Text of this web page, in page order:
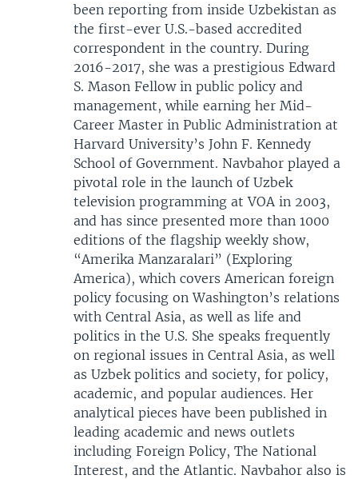
been reporting from inside Uzbekistan as
the first-ever U.S.-based accredited
correspondent in the country. During
2016-2017, she was a prestigious Edward
S. Mason Fellow in public policy and
management, while earning her Mid-
Career Master in Public Administration at
Harvard University’s John F. Kennedy
School of Government. Navbahor played a
pivotal role in the launch of Uzbek
television programming at VOA in 2003,
and has since presented more than 1000
editions of the flagship weekly show,
“Amerika Manzaralari” (Exploring
America), which covers American foreign
policy focusing on Washington’s relations
with Central Asia, as well as life and
politics in the U.S. She speaks frequently
on regional issues in Central Asia, as well
as Uzbek politics and society, for policy,
academic, and popular audiences. Her
analytical pieces have been published in
leading academic and news outlets
including Foreign Policy, The National
Interest, and the Atlantic. Navbahor also is